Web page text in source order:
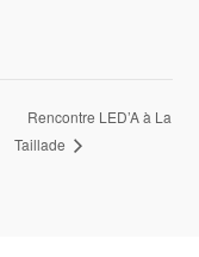
Rencontre LED’A à La
Taillade